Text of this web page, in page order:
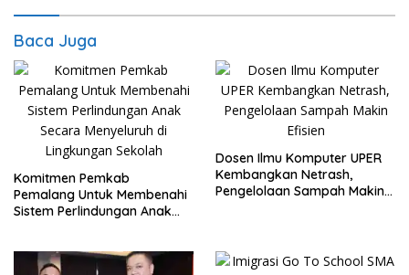
Baca Juga
Komitmen Pemkab
Pemalang Untuk Membenahi
Sistem Perlindungan Anak
Dosen Ilmu Komputer UPER
Kembangkan Netrash,
Pengelolaan Sampah Makin